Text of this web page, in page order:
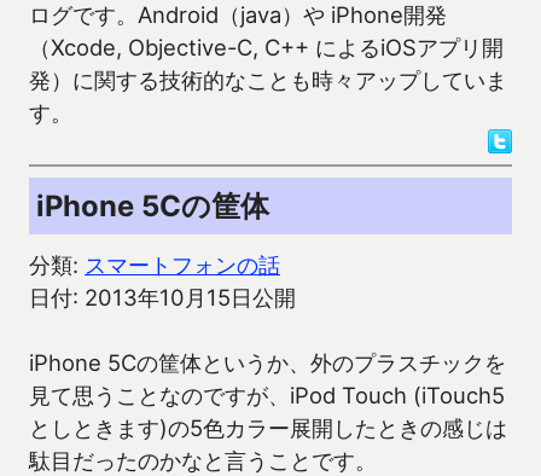
ログです。Android（java）や iPhone開発
（Xcode, Objective-C, C++ によるiOSアプリ開
発）に関する技術的なことも時々アップしていま
す。
iPhone 5Cの筐体
分類: スマートフォンの話
日付: 2013年10月15日公開
iPhone 5Cの筐体というか、外のプラスチックを
見て思うことなのですが、iPod Touch (iTouch5
としときます)の5色カラー展開したときの感じは
駄目だったのかなと言うことです。